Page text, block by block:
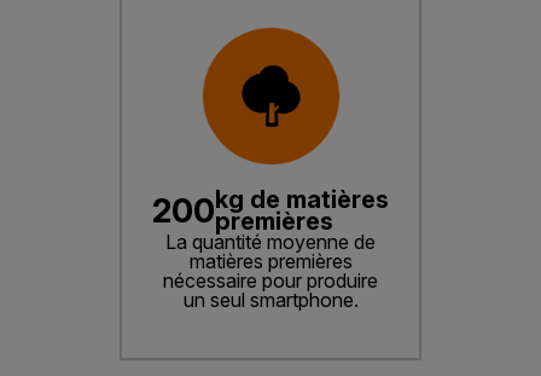
200kg de matières
premières
La quantité moyenne de
matières premières
nécessaire pour produire
un seul smartphone.